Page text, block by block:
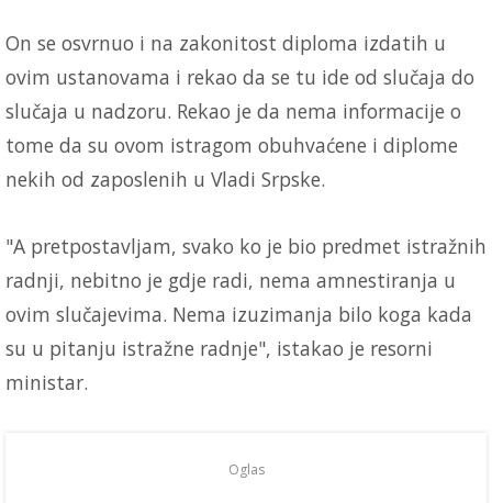
On se osvrnuo i na zakonitost diploma izdatih u
ovim ustanovama i rekao da se tu ide od slučaja do
slučaja u nadzoru. Rekao je da nema informacije o
tome da su ovom istragom obuhvaćene i diplome
nekih od zaposlenih u Vladi Srpske.
"A pretpostavljam, svako ko je bio predmet istražnih
radnji, nebitno je gdje radi, nema amnestiranja u
ovim slučajevima. Nema izuzimanja bilo koga kada
su u pitanju istražne radnje", istakao je resorni
ministar.
Oglas